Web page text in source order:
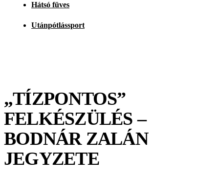
Hátsó füves
Utánpótlássport
„TÍZPONTOS”
FELKÉSZÜLÉS –
BODNÁR ZALÁN
JEGYZETE